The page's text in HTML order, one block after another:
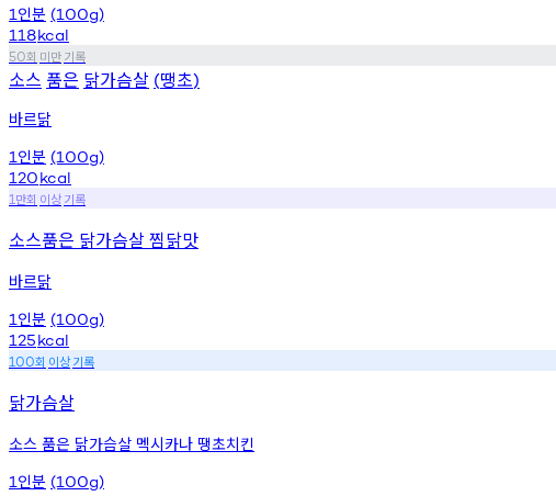
1 인분 (100g)
118kcal
50회 미만기록
소스 품은 닭가슴살 (땡초)
바르닭
1 인분 (100g)
120kcal
1 만회 이상기록
소스품은 닭가슴살 찜닭맛
바르닭
1 인분 (100g)
125kcal
100회 이상기록
닭가슴살
소스 품은 닭가슴살 멕시카나 땡초치킨
1 인분 (100g)